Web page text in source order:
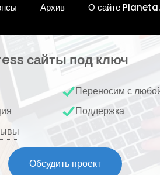
Архив О сайте
сайты под ключ
Переносим с
Поддержка
Обсудить проект